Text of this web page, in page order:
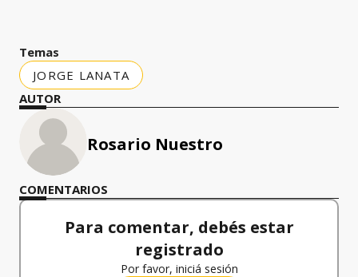
Temas
JORGE LANATA
AUTOR
Rosario Nuestro
COMENTARIOS
Para comentar, debés estar
registrado
Por favor, iniciá sesión